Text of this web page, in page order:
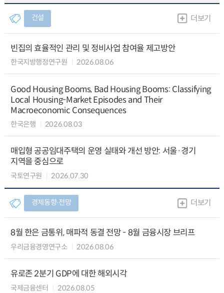
건설 더보기
빈집의 효율적인 관리 및 정비사업 참여율 제고방안
한국지방행정연구원 2026.08.06
Good Housing Booms, Bad Housing Booms: Classifying
Local Housing-Market Episodes and Their
Macroeconomic Consequences
한국은행 2026.08.03
매입형 공공임대주택의 운영 실태와 개선 방안: 서울·경기
지역을 중심으로
국토연구원 2026.07.30
경제동향∙전망 더보기
8월 한은 금통위, 매파적 동결 전망 - 8월 금융시장 브리프
우리금융경영연구소 2026.08.06
유로존 2분기 GDP에 대한 해외시각
국제금융센터 2026.08.05